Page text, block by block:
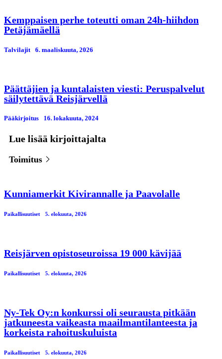
Kemppaisen perhe toteutti oman 24h-hiihdon
Petäjämäellä
Talvilajit 6. maaliskuuta, 2026
Päättäjien ja kuntalaisten viesti: Peruspalvelut
säilytettävä Reisjärvellä
Pääkirjoitus 16. lokakuuta, 2024
Lue lisää kirjoittajalta
Toimitus
Kunniamerkit Kivirannalle ja Paavolalle
Paikallisuutiset 5. elokuuta, 2026
Reisjärven opistoseuroissa 19 000 kävijää
Paikallisuutiset 5. elokuuta, 2026
Ny-Tek Oy:n konkurssi oli seurausta pitkään
jatkuneesta vaikeasta maailmantilanteesta ja
korkeista rahoituskuluista
Paikallisuutiset 5. elokuuta, 2026